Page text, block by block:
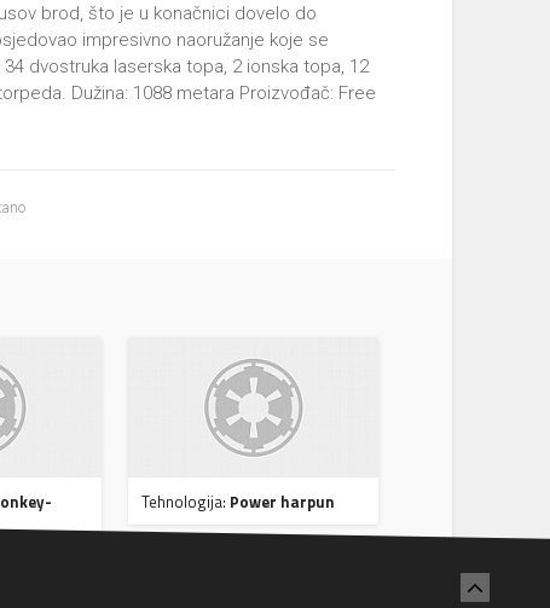
brod, što je u konačnici dovelo do
impresivno naoružanje koje se
dvostruka laserska topa, 2 ionska topa, 12
Dužina: 1088 metara Proizvođač: Free
Tehnologija: Power harpun